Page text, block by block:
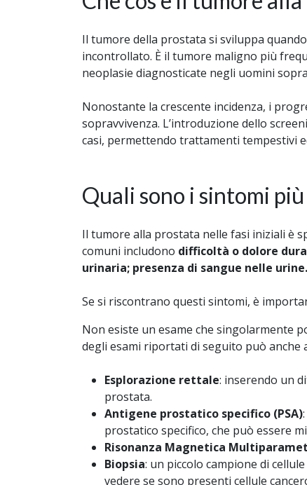
Il tumore della prostata si sviluppa
incontrollato. È il tumore maligno più
neoplasie diagnosticate negli uomini
Nonostante la crescente incidenza, i
sopravvivenza. L’introduzione dello
casi, permettendo trattamenti tempestivi
Quali sono i sintomi
Il tumore alla prostata nelle fasi iniziali è
comuni includono difficoltà o dolore
urinaria; presenza di sangue nelle urine.
Se si riscontrano questi sintomi, è
Non esiste un esame che singolarmente
degli esami riportati di seguito può anche
Esplorazione rettale: inserendo un
prostata.
Antigene prostatico specifico (PSA)
prostatico specifico, che può essere
Risonanza Magnetica
Biopsia: un piccolo campione di
vedere se sono presenti cellule